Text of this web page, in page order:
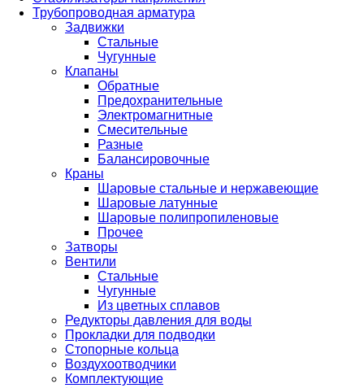
Трубопроводная арматура
Задвижки
Стальные
Чугунные
Клапаны
Обратные
Предохранительные
Электромагнитные
Смесительные
Разные
Балансировочные
Краны
Шаровые стальные и нержавеющие
Шаровые латунные
Шаровые полипропиленовые
Прочее
Затворы
Вентили
Стальные
Чугунные
Из цветных сплавов
Редукторы давления для воды
Прокладки для подводки
Стопорные кольца
Воздухоотводчики
Комплектующие